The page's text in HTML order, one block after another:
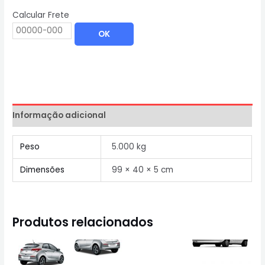
Calcular Frete
OK
Informação adicional
Peso 5.000 kg
Dimensões 99 × 40 × 5 cm
Produtos relacionados